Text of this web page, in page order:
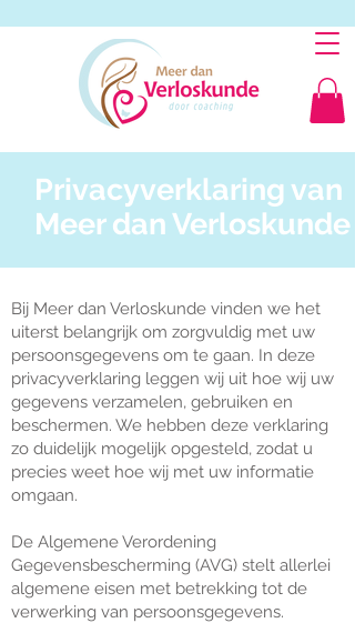
Privacyverklaring van
Meer dan Verloskunde
Bij Meer dan Verloskunde vinden we het
uiterst belangrijk om zorgvuldig met uw
persoonsgegevens om te gaan. In deze
privacyverklaring leggen wij uit hoe wij uw
gegevens verzamelen, gebruiken en
beschermen. We hebben deze verklaring
zo duidelijk mogelijk opgesteld, zodat u
precies weet hoe wij met uw informatie
omgaan.
De Algemene Verordening
Gegevensbescherming (AVG) stelt allerlei
algemene eisen met betrekking tot de
verwerking van persoonsgegevens.